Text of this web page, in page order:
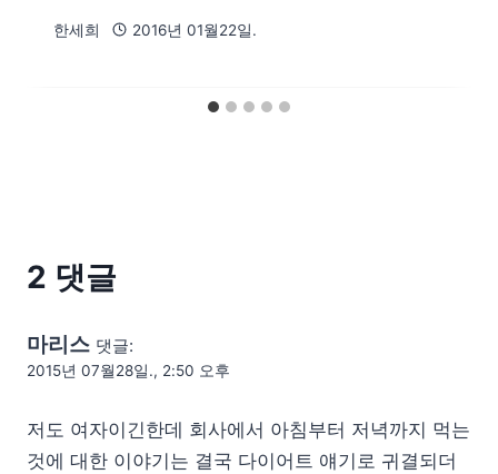
한세희 2016년 01월22일.
2 댓글
마리스 댓글:
2015년 07월28일., 2:50 오후
저도 여자이긴한데 회사에서 아침부터 저녁까지 먹는
것에 대한 이야기는 결국 다이어트 얘기로 귀결되더